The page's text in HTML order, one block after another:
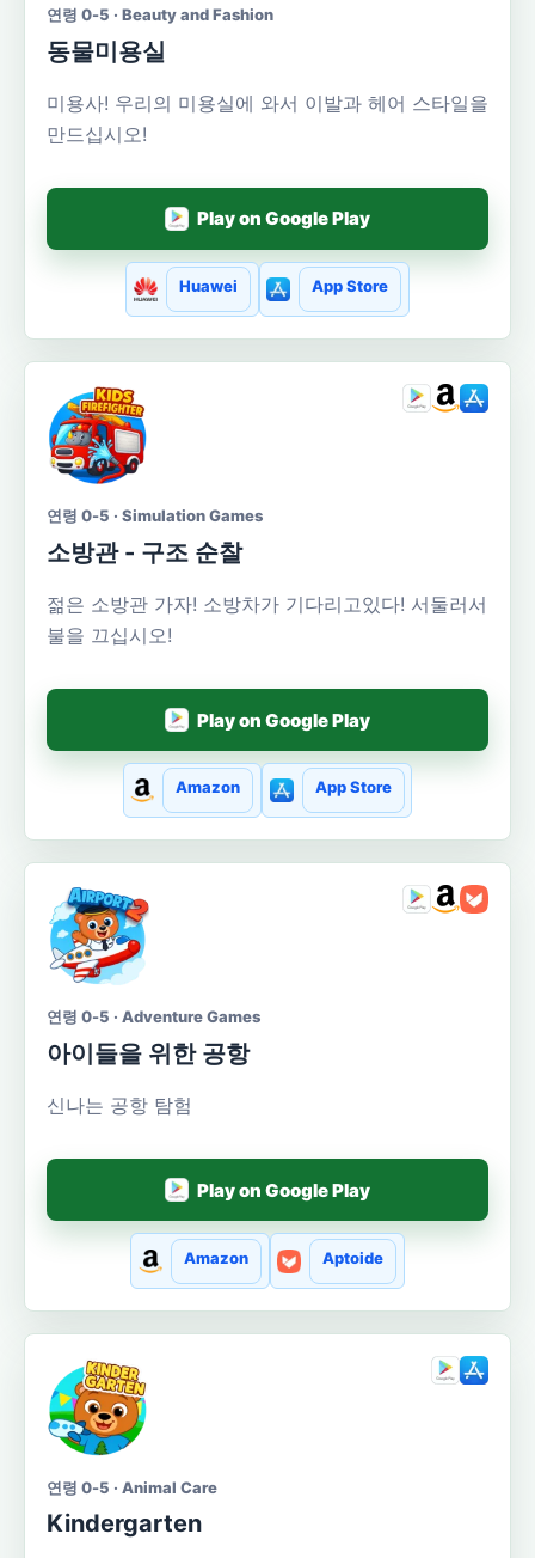
연령 0-5 · Beauty and Fashion
동물미용실
미용사! 우리의 미용실에 와서 이발과 헤어 스타일을
만드십시오!
Play on Google Play
Huawei App Store
연령 0-5 · Simulation Games
소방관 - 구조 순찰
젊은 소방관 가자! 소방차가 기다리고있다! 서둘러서
불을 끄십시오!
Play on Google Play
Amazon App Store
연령 0-5 · Adventure Games
아이들을 위한 공항
신나는 공항 탐험
Play on Google Play
Amazon Aptoide
연령 0-5 · Animal Care
Kindergarten